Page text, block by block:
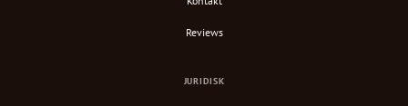
Reviews
JURIDISK